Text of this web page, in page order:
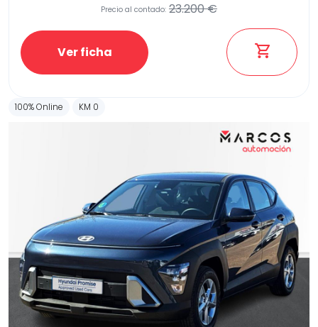
Precio al contado: 23.200 €
Ver ficha
100% Online KM 0